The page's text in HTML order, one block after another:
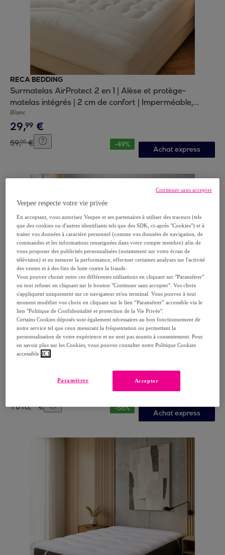
RECA BEDDING
Surmatelas AirProtect 2 en 1 | Alèse et protège-
matelas intégrés | 2 cm de confort | Imperméable,
moelleux, aéré, hypoallergénique
Blanc
29,99 €
59,00 € -49%
Achat express
Bellecour
Matelas Copenhague, Soutien Ferme, 24 cm, Mémoire
1018,99 € -56%
Achat express
Veepee respecte votre vie privée
En acceptant, vous autorisez Veepee et ses partenaires à utiliser des traceurs (tels
que des cookies ou d'autres identifiants tels que des SDK, ci-après "Cookies") et à
traiter vos données à caractère personnel (comme vos données de navigation, de
commandes et les informations renseignées dans votre compte membre) afin de
vous proposer des publicités personnalisées (notamment sur votre écran de
télévision) et en mesurer la performance, effectuer certaines analyses sur l'activité
des ventes et à des fins de lutte contre la fraude.
Vous pouvez choisir entre ces différentes utilisations en cliquant sur "Paramétrer"
ou tout refuser en cliquant sur le bouton "Continuer sans accepter". Vos choix
s'appliquent uniquement sur ce navigateur et/ou terminal. Vous pouvez à tout
moment modifier vos choix en cliquant sur le lien “Paramétrer” accessible via le
lien "Politique de Confidentialité et protection de la Vie Privée".
Certains Cookies déposés sont également nécessaires au bon fonctionnement de
notre service tel que ceux mesurant la fréquentation ou permettant la
personnalisation de votre expérience et ne sont pas soumis à consentement. Pour
en savoir plus sur les Cookies, vous pouvez consulter notre Politique Cookies
accessible ICI
Accepter
Paramétrer
Continuer sans accepter